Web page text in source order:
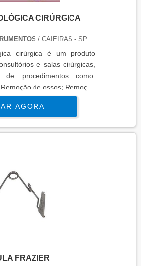
CIRÚRGICA
/ CAIEIRAS - SP
cirúrgica é um produto
e salas cirúrgicas,
procedimentos como:
de ossos; Remoção
e
mais sobre a lima
dois tipos de lima no
a hirschfeld e a schluger.
AGORA
FRAZIER